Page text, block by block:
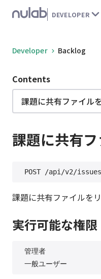
こ
の
ー
本
動
す
DEVELOPER
Developer Backlog
Contents
課題に共有ファイル
課題に共有
課題に共有ファイルをリ
実行可能な権限
管理者